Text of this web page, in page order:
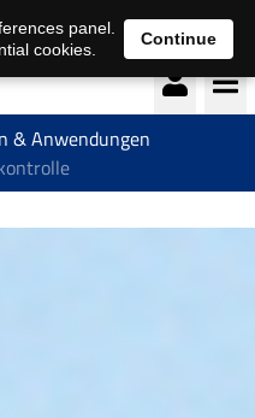
Deutsch français
& Anwendungen
panel.
cookies.
Continue